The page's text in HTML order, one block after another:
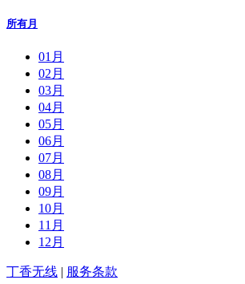
所有月
01月
02月
03月
04月
05月
06月
07月
08月
09月
10月
11月
12月
丁香无线 服务条款